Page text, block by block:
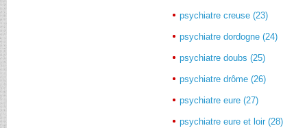
psychiatre creuse (23)
psychiatre dordogne (24)
psychiatre doubs (25)
psychiatre drôme (26)
psychiatre eure (27)
psychiatre eure et loir (28)